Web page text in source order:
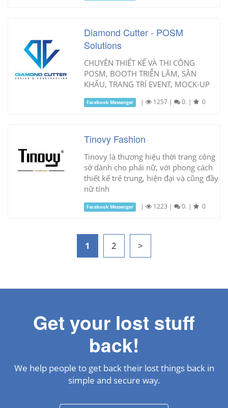
Diamond Cutter - POSM
Solutions
CHUYÊN THIẾT KẾ VÀ THI CÔNG
POSM, BOOTH TRIỄN LÃM, SÂN
KHẤU, TRANG TRÍ EVENT, MOCK-UP
Facebook Messenger | 1257 | 0. | 0
Tinovy Fashion
Tinovy là thương hiệu thời trang công
sở dành cho phái nữ, với phong cách
thiết kế trẻ trung, hiện đại và cũng đầy
nữ tính
Facebook Messenger | 1223 | 0. | 0
1 2 >
Get your lost stuff
back!
We help people to get back their lost things back in
simple and secure way.